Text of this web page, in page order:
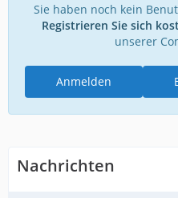
Sie haben noch kein
Registrieren Sie sich
unserer
Anmelden
Nachrichten